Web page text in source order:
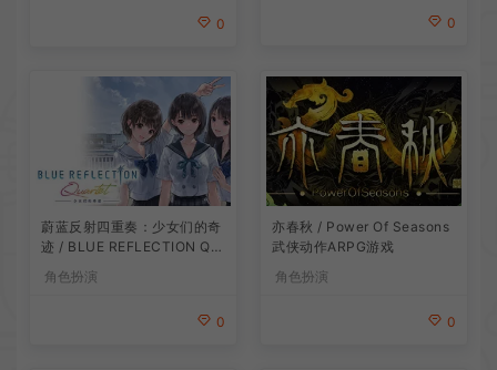
0 0
蔚蓝反射四重奏：少女们的奇
迹 / BLUE REFLECTION Qu
artet 卡通回合制RPG游戏
角色扮演
0
亦春秋 / Power Of Seasons
武侠动作ARPG游戏
角色扮演
0